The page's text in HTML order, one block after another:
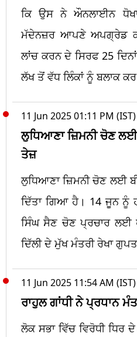
ਕਿ ਉਸ ਨੇ ਔਨਲਾਈਨ
ਮੱਦੇਨਜ਼ਰ ਆਪਣੇ ਅਪਗ੍ਰੇਡ
ਲਾਂਚ ਕਰਨ ਦੇ ਸਿਰਫ 25
ਲੱਖ ਤੋਂ ਵੱਧ ਲਿੰਕਾਂ ਨੂੰ ਬਲਾਕ ਕਰ
11 Jun 2025 01:11 PM (IST)
ਲੁਧਿਆਣਾ ਜ਼ਿਮਨੀ ਚੋਣ
ਤੇਜ਼
ਲੁਧਿਆਣਾ ਜ਼ਿਮਨੀ ਚੋਣ ਲਈ
ਦਿੱਤਾ ਗਿਆ ਹੈ। 14 ਜੂਨ ਨੂੰ
ਸਿੰਘ ਸੈਣ ਚੋਣ ਪ੍ਰਚਾਰ
ਦਿੱਲੀ ਦੇ ਮੁੱਖ ਮੰਤਰੀ ਰੇਖਾ
11 Jun 2025 11:54 AM (IST)
ਰਾਹੁਲ ਗਾਂਧੀ ਨੇ ਪ੍ਰਧਾਨ
ਲੋਕ ਸਭਾ ਵਿੱਚ ਵਿਰੋਧੀ